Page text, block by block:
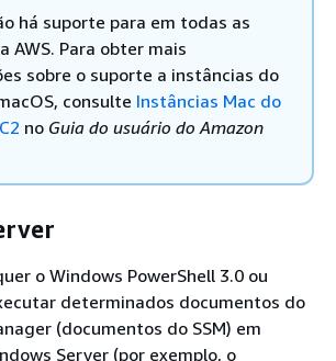
há suporte para em todas as
AWS. Para obter mais
sobre o suporte a instâncias do
consulte Instâncias Mac do
no Guia do usuário do Amazon
o Windows PowerShell 3.0 ou
determinados documentos do
(documentos do SSM) em
Server (por exemplo, o